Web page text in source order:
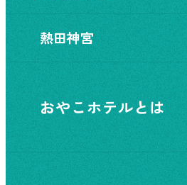
熱田神宮
おやこホテルとは